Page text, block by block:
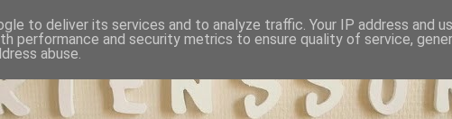
to deliver its services and to analyze traffic. Your IP address and
performance and security metrics to ensure quality of service,
abuse.